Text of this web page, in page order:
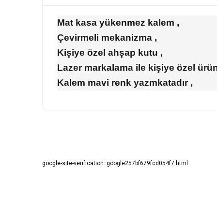
Mat kasa yükenmez kalem ,
Çevirmeli mekanizma ,
Kişiye özel ahşap kutu ,
Lazer markalama ile kişiye özel
Kalem mavi renk yazmkatadır ,
google-site-verification: google257bf679fcd054f7.html